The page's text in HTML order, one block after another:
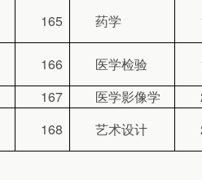
165 药学
166 医学检验
167 医学影像学
168 艺术设计